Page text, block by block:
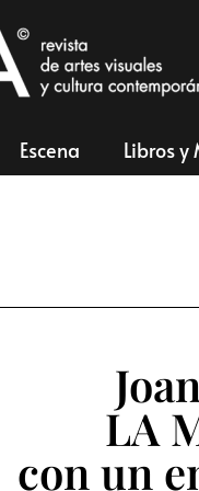
Escena Libros y
LA
con un